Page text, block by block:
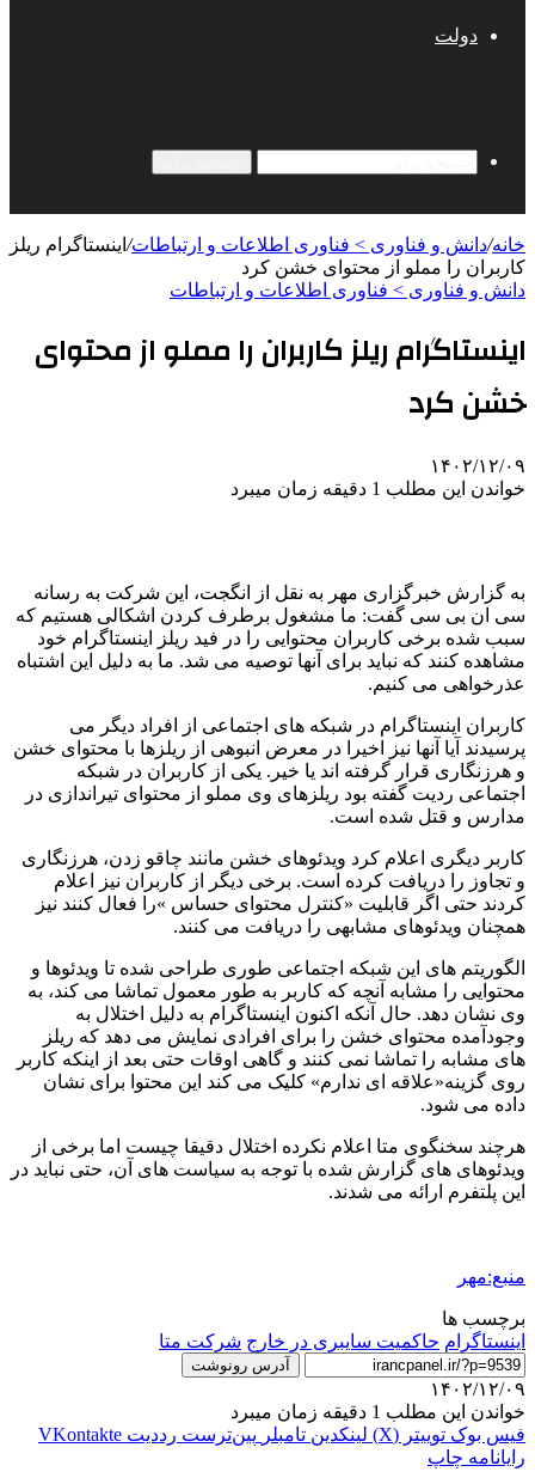
دولت
خانه/دانش و فناوری > فناوری اطلاعات و ارتباطات/ اینستاگرام ریلز
کاربران را مملو از محتوای خشن کرد
دانش و فناوری > فناوری اطلاعات و ارتباطات
اینستاگرام ریلز کاربران را مملو از محتوای
خشن کرد
۱۴۰۲/۱۲/۰۹
خواندن این مطلب 1 دقیقه زمان میبرد
به گزارش خبرگزاری مهر به نقل از انگجت، این شرکت به رسانه
سی ان بی سی گفت: ما مشغول برطرف کردن اشکالی هستیم که
سبب شده برخی کاربران محتوایی را در فید ریلز اینستاگرام خود
مشاهده کنند که نباید برای آنها توصیه می شد. ما به دلیل این اشتباه
عذرخواهی می کنیم.
کاربران اینستاگرام در شبکه های اجتماعی از افراد دیگر می
پرسیدند آیا آنها نیز اخیرا در معرض انبوهی از ریلزها با محتوای خشن
و هرزنگاری قرار گرفته اند یا خیر. یکی از کاربران در شبکه
اجتماعی ردیت گفته بود ریلزهای وی مملو از محتوای تیراندازی در
مدارس و قتل شده است.
کاربر دیگری اعلام کرد ویدئوهای خشن مانند چاقو زدن، هرزنگاری
و تجاوز را دریافت کرده است. برخی دیگر از کاربران نیز اعلام
کردند حتی اگر قابلیت «کنترل محتوای حساس »را فعال کنند نیز
همچنان ویدئوهای مشابهی را دریافت می کنند.
الگوریتم های این شبکه اجتماعی طوری طراحی شده تا ویدئوها و
محتوایی را مشابه آنچه که کاربر به طور معمول تماشا می کند، به
وی نشان دهد. حال آنکه اکنون اینستاگرام به دلیل اختلال به
وجودآمده محتوای خشن را برای افرادی نمایش می دهد که ریلز
های مشابه را تماشا نمی کنند و گاهی اوقات حتی بعد از اینکه کاربر
روی گزینه«علاقه ای ندارم» کلیک می کند این محتوا برای نشان
داده می شود.
هرچند سخنگوی متا اعلام نکرده اختلال دقیقا چیست اما برخی از
ویدئوهای های گزارش شده با توجه به سیاست های آن، حتی نباید در
این پلتفرم ارائه می شدند.
منبع:مهر
برچسب ها
اینستاگرام حاکمیت سایبری در خارج شرکت متا
آدرس رونوشت
۱۴۰۲/۱۲/۰۹
خواندن این مطلب 1 دقیقه زمان میبرد
فیس بوک توییتر (X) لینکدین ‫تامبلر ‫پین‌ترست ‫رددیت ‫VKontakte
رایانامه چاپ